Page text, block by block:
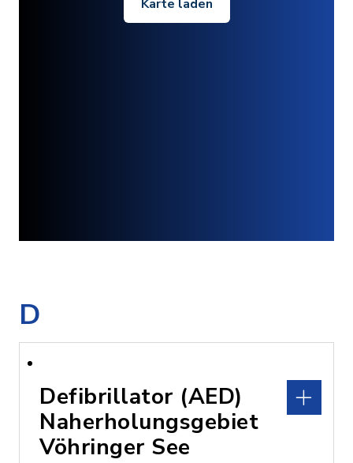
Karte laden
D
Defibrillator (AED)
Naherholungsgebiet
Vöhringer See